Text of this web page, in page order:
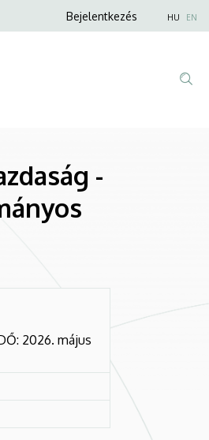
Anonim
Bejelentkezés HU EN
-
2026. május